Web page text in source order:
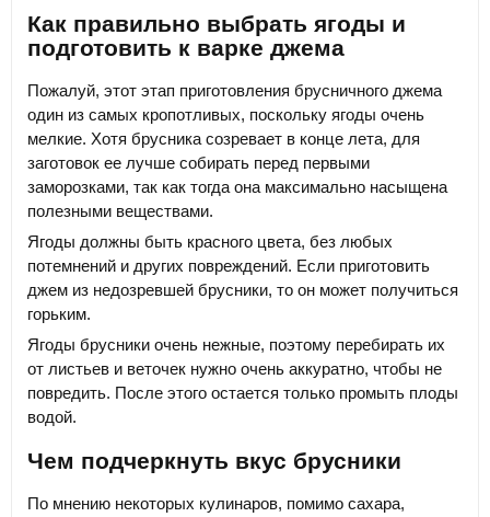
Как правильно выбрать ягоды и
подготовить к варке джема
Пожалуй, этот этап приготовления брусничного джема
один из самых кропотливых, поскольку ягоды очень
мелкие. Хотя брусника созревает в конце лета, для
заготовок ее лучше собирать перед первыми
заморозками, так как тогда она максимально насыщена
полезными веществами.
Ягоды должны быть красного цвета, без любых
потемнений и других повреждений. Если приготовить
джем из недозревшей брусники, то он может получиться
горьким.
Ягоды брусники очень нежные, поэтому перебирать их
от листьев и веточек нужно очень аккуратно, чтобы не
повредить. После этого остается только промыть плоды
водой.
Чем подчеркнуть вкус брусники
По мнению некоторых кулинаров, помимо сахара,